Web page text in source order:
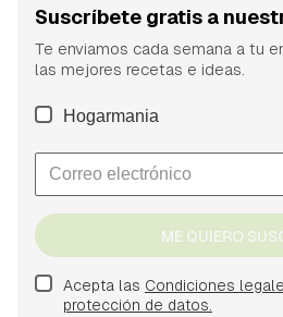
Suscríbete gratis a
Te enviamos cada semana a tu
las mejores recetas e ideas.
Hogarmania
ME QUIERO
Acepta las Condiciones
protección de datos.